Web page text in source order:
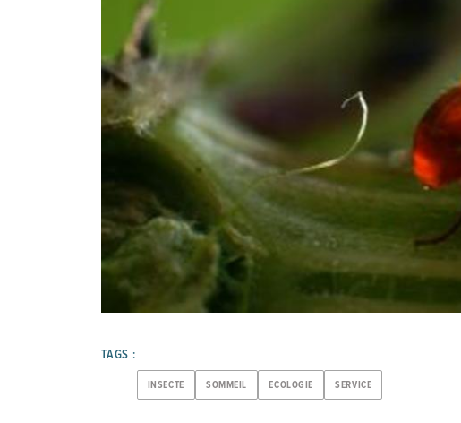
TAGS :
INSECTE SOMMEIL ECOLOGIE SERVICE